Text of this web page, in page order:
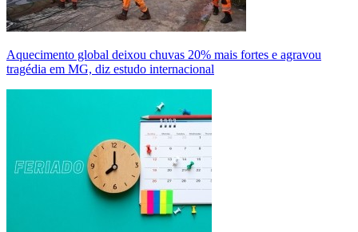
Aquecimento global deixou chuvas 20% mais fortes e agravou
tragédia em MG, diz estudo internacional